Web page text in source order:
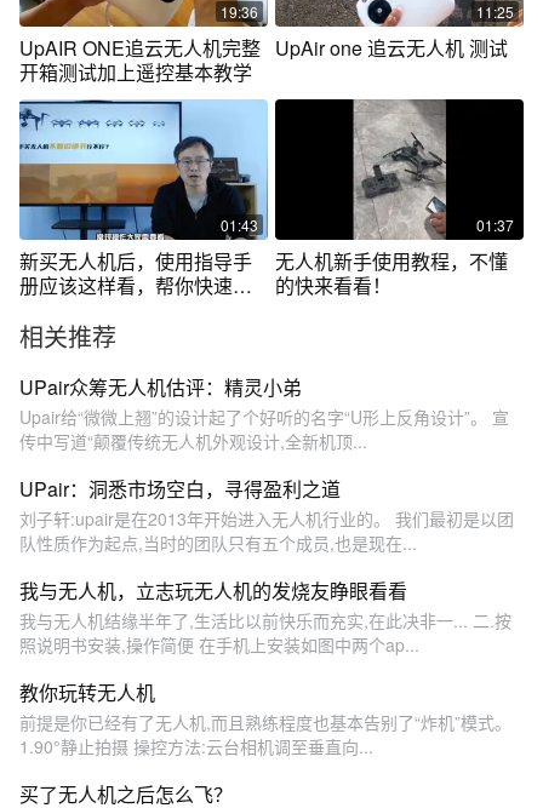
19:36
UpAIR ONE追云无人机完整
开箱测试加上遥控基本教学
11:25
UpAir one 追云无人机 测试
01:43
新买无人机后，使用指导手
册应该这样看，帮你快速上
01:37
无人机新手使用教程，不懂
的快来看看！
相关推荐
UPair众筹无人机估评：精灵小弟
Upair给“微微上翘”的设计起了个好听的名字“U形上反角设计”。 宣
传中写道“颠覆传统无人机外观设计,全新机顶...
UPair：洞悉市场空白，寻得盈利之道
刘子轩:upair是在2013年开始进入无人机行业的。 我们最初是以团
队性质作为起点,当时的团队只有五个成员,也是现在...
我与无人机，立志玩无人机的发烧友睁眼看看
我与无人机结缘半年了,生活比以前快乐而充实,在此决非一... 二.按
照说明书安装,操作简便 在手机上安装如图中两个ap...
教你玩转无人机
前提是你已经有了无人机,而且熟练程度也基本告别了“炸机”模式。
1.90°静止拍摄 操控方法:云台相机调至垂直向...
买了无人机之后怎么飞？